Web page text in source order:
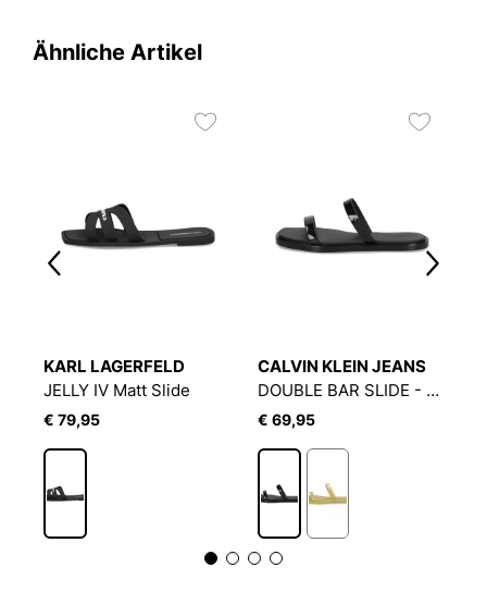
Ähnliche Artikel
KARL LAGERFELD
JELLY IV Matt Slide
€ 79,95
CALVIN KLEIN JEANS
DOUBLE BAR SLIDE - JELLY
€ 69,95